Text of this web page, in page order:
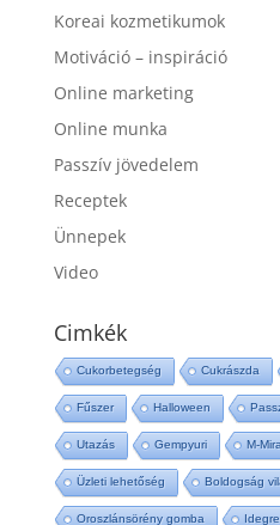
Koreai kozmetikumok
Motiváció – inspiráció
Online marketing
Online munka
Passzív jövedelem
Receptek
Ünnepek
Video
Cimkék
Cukorbetegség Cukrászda
Fűszer Halloween
Utazás Gempyuri M-
Üzleti lehetőség Boldogság
Oroszlánsörény gomba